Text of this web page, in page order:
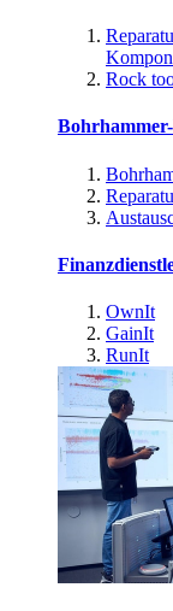
Rock
OwnIt
GainIt
RunIt